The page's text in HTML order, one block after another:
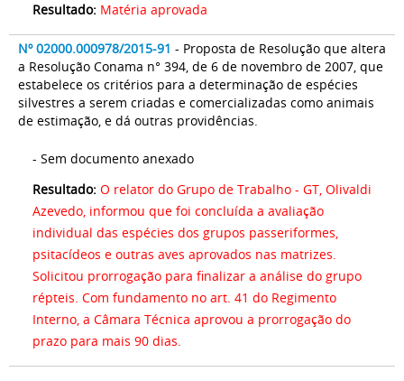
Resultado: Matéria aprovada
Nº 02000.000978/2015-91 - Proposta de Resolução que altera
a Resolução Conama n° 394, de 6 de novembro de 2007, que
estabelece os critérios para a determinação de espécies
silvestres a serem criadas e comercializadas como animais
de estimação, e dá outras providências.
- Sem documento anexado
Resultado: O relator do Grupo de Trabalho - GT, Olivaldi
Azevedo, informou que foi concluída a avaliação
individual das espécies dos grupos passeriformes,
psitacídeos e outras aves aprovados nas matrizes.
Solicitou prorrogação para finalizar a análise do grupo
répteis. Com fundamento no art. 41 do Regimento
Interno, a Câmara Técnica aprovou a prorrogação do
prazo para mais 90 dias.